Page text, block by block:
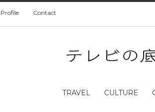
Profile Contact
TRAVEL CULTURE